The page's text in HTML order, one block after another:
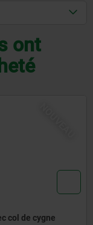
ont
avec col de cygne